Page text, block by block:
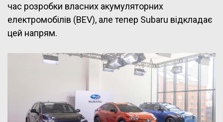
час розробки власних акумуляторних
електромобілів (BEV), але тепер Subaru відкладає
цей напрям.